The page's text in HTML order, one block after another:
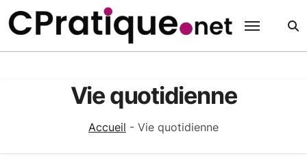
au
contenu
Vie quotidienne
Accueil - Vie quotidienne